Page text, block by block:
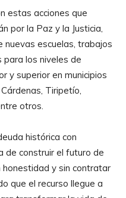
estas acciones que
por la Paz y la Justicia,
nuevas escuelas, trabajos
para los niveles de
y superior en municipios
Tiripetío,
otros.
histórica con
de construir el futuro de
honestidad y sin contratar
que el recurso llegue a